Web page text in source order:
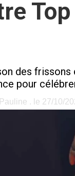
des
pour
. le 27/10/